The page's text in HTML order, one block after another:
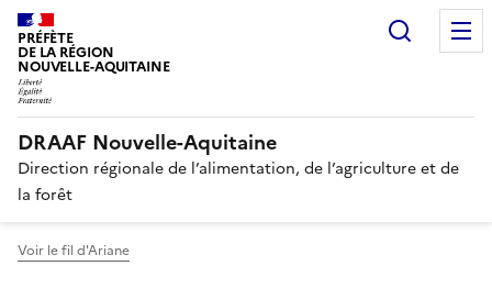
PRÉFÈTE
DE LA RÉGION
NOUVELLE-AQUITAINE
DRAAF Nouvelle-Aquitaine
Direction régionale de l’alimentation, de l’agriculture et de
la forêt
Voir le fil d'Ariane